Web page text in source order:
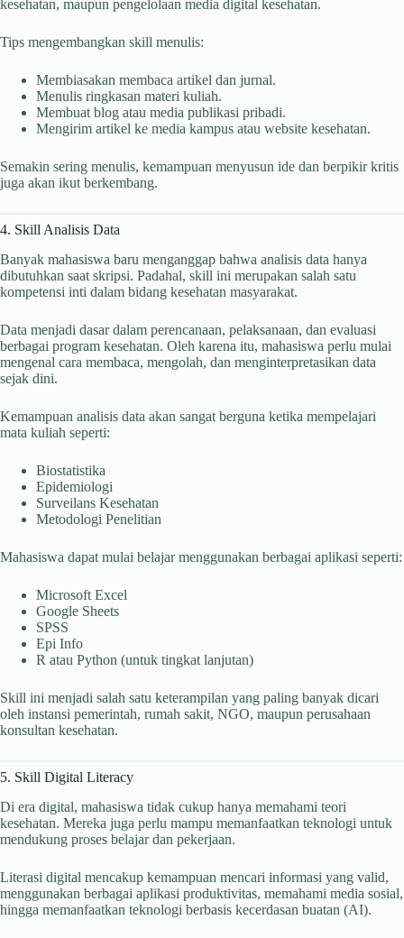
kesehatan, maupun pengelolaan media digital kesehatan.
Tips mengembangkan skill menulis:
Membiasakan membaca artikel dan jurnal.
Menulis ringkasan materi kuliah.
Membuat blog atau media publikasi pribadi.
Mengirim artikel ke media kampus atau website kesehatan.
Semakin sering menulis, kemampuan menyusun ide dan berpikir kritis
juga akan ikut berkembang.
4. Skill Analisis Data
Banyak mahasiswa baru menganggap bahwa analisis data hanya
dibutuhkan saat skripsi. Padahal, skill ini merupakan salah satu
kompetensi inti dalam bidang kesehatan masyarakat.
Data menjadi dasar dalam perencanaan, pelaksanaan, dan evaluasi
berbagai program kesehatan. Oleh karena itu, mahasiswa perlu mulai
mengenal cara membaca, mengolah, dan menginterpretasikan data
sejak dini.
Kemampuan analisis data akan sangat berguna ketika mempelajari
mata kuliah seperti:
Biostatistika
Epidemiologi
Surveilans Kesehatan
Metodologi Penelitian
Mahasiswa dapat mulai belajar menggunakan berbagai aplikasi seperti:
Microsoft Excel
Google Sheets
SPSS
Epi Info
R atau Python (untuk tingkat lanjutan)
Skill ini menjadi salah satu keterampilan yang paling banyak dicari
oleh instansi pemerintah, rumah sakit, NGO, maupun perusahaan
konsultan kesehatan.
5. Skill Digital Literacy
Di era digital, mahasiswa tidak cukup hanya memahami teori
kesehatan. Mereka juga perlu mampu memanfaatkan teknologi untuk
mendukung proses belajar dan pekerjaan.
Literasi digital mencakup kemampuan mencari informasi yang valid,
menggunakan berbagai aplikasi produktivitas, memahami media sosial,
hingga memanfaatkan teknologi berbasis kecerdasan buatan (AI).